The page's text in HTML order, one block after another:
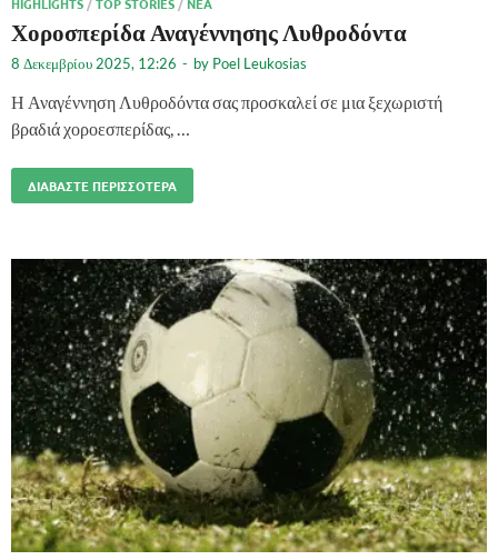
Χοροσπερίδα Αναγέννησης Λυθροδόντα
8 Δεκεμβρίου 2025, 12:26 - by Poel Leukosias
Η Αναγέννηση Λυθροδόντα σας προσκαλεί σε μια ξεχωριστή
βραδιά χοροεσπερίδας, …
ΔΙΑΒΆΣΤΕ ΠΕΡΙΣΣΌΤΕΡΑ